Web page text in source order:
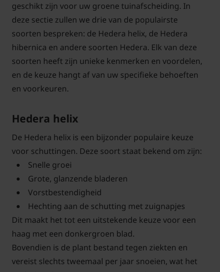
geschikt zijn voor uw groene tuinafscheiding. In
deze sectie zullen we drie van de populairste
soorten bespreken: de Hedera helix, de Hedera
hibernica en andere soorten Hedera. Elk van deze
soorten heeft zijn unieke kenmerken en voordelen,
en de keuze hangt af van uw specifieke behoeften
en voorkeuren.
Hedera helix
De Hedera helix is een bijzonder populaire keuze
voor schuttingen. Deze soort staat bekend om zijn:
Snelle groei
Grote, glanzende bladeren
Vorstbestendigheid
Hechting aan de schutting met zuignapjes
Dit maakt het tot een uitstekende keuze voor een
haag met een donkergroen blad.
Bovendien is de plant bestand tegen ziekten en
vereist slechts tweemaal per jaar snoeien, wat het